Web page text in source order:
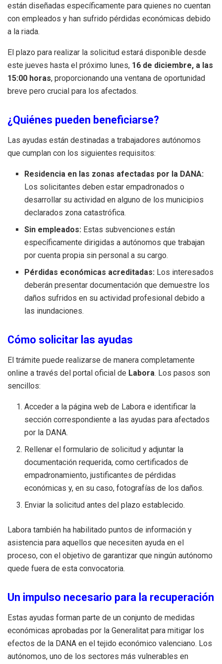
están diseñadas específicamente para quienes no cuentan
con empleados y han sufrido pérdidas económicas debido
a la riada.
El plazo para realizar la solicitud estará disponible desde
este jueves hasta el próximo lunes, 16 de diciembre, a las
15:00 horas, proporcionando una ventana de oportunidad
breve pero crucial para los afectados.
¿Quiénes pueden beneficiarse?
Las ayudas están destinadas a trabajadores autónomos
que cumplan con los siguientes requisitos:
Residencia en las zonas afectadas por la DANA:
Los solicitantes deben estar empadronados o
desarrollar su actividad en alguno de los municipios
declarados zona catastrófica.
Sin empleados: Estas subvenciones están
específicamente dirigidas a autónomos que trabajan
por cuenta propia sin personal a su cargo.
Pérdidas económicas acreditadas: Los interesados
deberán presentar documentación que demuestre los
daños sufridos en su actividad profesional debido a
las inundaciones.
Cómo solicitar las ayudas
El trámite puede realizarse de manera completamente
online a través del portal oficial de Labora. Los pasos son
sencillos:
Acceder a la página web de Labora e identificar la
sección correspondiente a las ayudas para afectados
por la DANA.
Rellenar el formulario de solicitud y adjuntar la
documentación requerida, como certificados de
empadronamiento, justificantes de pérdidas
económicas y, en su caso, fotografías de los daños.
Enviar la solicitud antes del plazo establecido.
Labora también ha habilitado puntos de información y
asistencia para aquellos que necesiten ayuda en el
proceso, con el objetivo de garantizar que ningún autónomo
quede fuera de esta convocatoria.
Un impulso necesario para la recuperación
Estas ayudas forman parte de un conjunto de medidas
económicas aprobadas por la Generalitat para mitigar los
efectos de la DANA en el tejido económico valenciano. Los
autónomos, uno de los sectores más vulnerables en